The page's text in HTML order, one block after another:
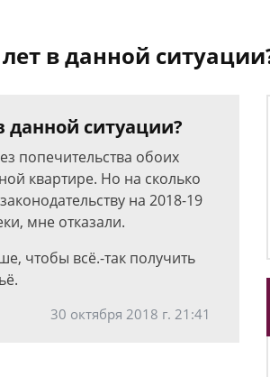
в данной
данной ситуации?
попечительства обоих
квартире. Но на сколько
на 2018-19
мне отказали.
чтобы всё.-так получить
30 октября 2018 г. 21:41